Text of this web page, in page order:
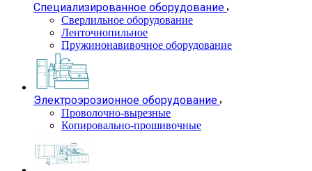
Специализированное оборудование
Сверлильное оборудование
Ленточнопильное
Пружинонавивочное оборудование
Электроэрозионное оборудование
Проволочно-вырезные
Копировально-прошивочные